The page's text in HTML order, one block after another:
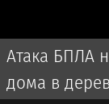
Атака БПЛА
дома в